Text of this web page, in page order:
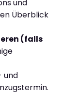
und
Überblick
(falls
und